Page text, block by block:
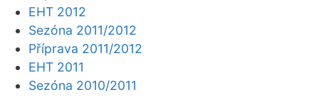
EHT 2012
Sezóna 2011/2012
Příprava 2011/2012
EHT 2011
Sezóna 2010/2011